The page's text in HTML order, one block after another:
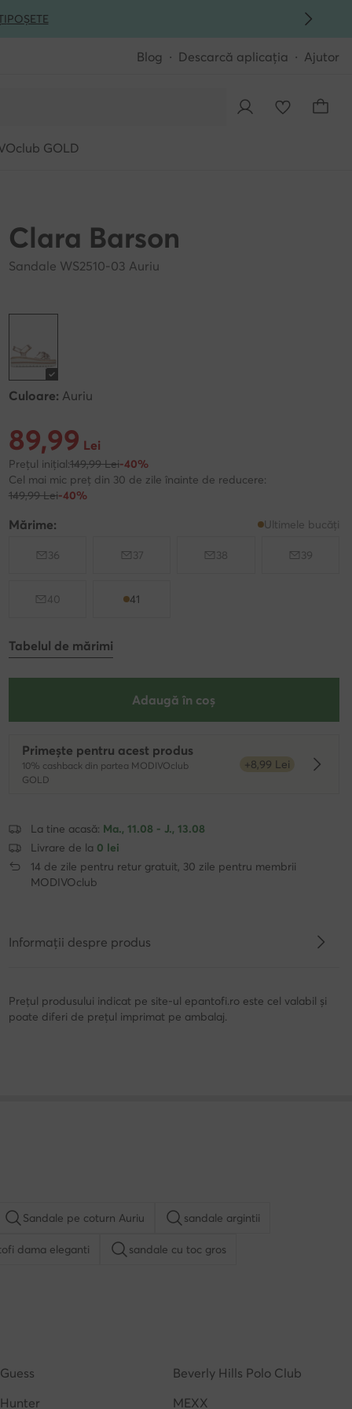
POȘETE
Blog Descarcă aplicația Ajutor
GOLD
Clara Barson
Sandale WS2510-03 Auriu
Culoare: Auriu
Prețul actual 89,99 Lei
89,99 Lei
Prețul inițial:149,99 Lei-40%
Cel mai mic preț din 30 de zile înainte de reducere:
149,99 Lei-40%
Mărime: Ultimele bucăți
36 37 38 39
40 41
Tabelul de mărimi
Adaugă în coș
Primește pentru acest produs
10% cashback din partea MODIVOclub
GOLD
+8,99 Lei
La tine acasă: Ma., 11.08 - J., 13.08
Livrare de la 0 lei
14 de zile pentru retur gratuit, 30 zile pentru membrii
MODIVOclub
Informații despre produs
Prețul produsului indicat pe site-ul epantofi.ro este cel valabil și
poate diferi de prețul imprimat pe ambalaj.
Sandale pe coturn Auriu sandale argintii
dama eleganti sandale cu toc gros
Guess
Beverly Hills Polo Club
Hunter
MEXX